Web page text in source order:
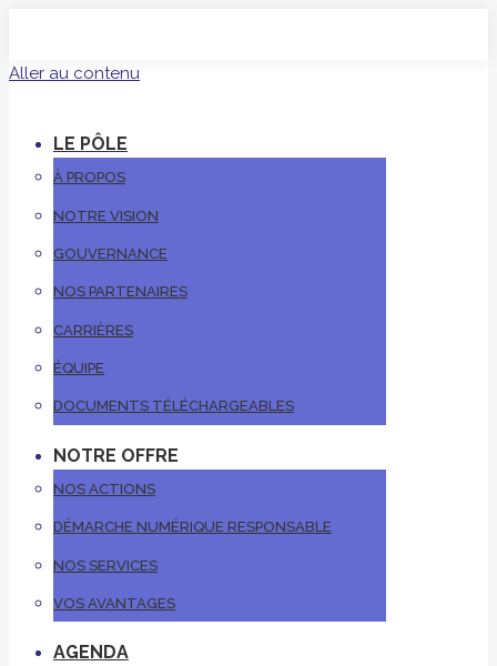
Aller au contenu
LE PÔLE
À PROPOS
NOTRE VISION
GOUVERNANCE
NOS PARTENAIRES
CARRIÈRES
ÉQUIPE
DOCUMENTS TÉLÉCHARGEABLES
NOTRE OFFRE
NOS ACTIONS
DÉMARCHE NUMÉRIQUE RESPONSABLE
NOS SERVICES
VOS AVANTAGES
AGENDA